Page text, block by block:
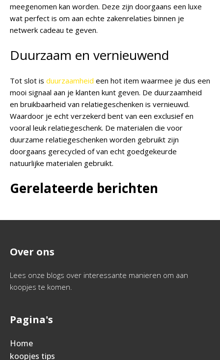
meegenomen kan worden. Deze zijn doorgaans een luxe
wat perfect is om aan echte zakenrelaties binnen je
netwerk cadeau te geven.
Duurzaam en vernieuwend
Tot slot is duurzaamheid een hot item waarmee je dus een
mooi signaal aan je klanten kunt geven. De duurzaamheid
en bruikbaarheid van relatiegeschenken is vernieuwd.
Waardoor je echt verzekerd bent van een exclusief en
vooral leuk relatiegeschenk. De materialen die voor
duurzame relatiegeschenken worden gebruikt zijn
doorgaans gerecycled of van echt goedgekeurde
natuurlijke materialen gebruikt.
Gerelateerde berichten
Over ons
Lees onze blogs over interessante manieren om aan
koopjes te komen.
Pagina's
Home
koopjes tips